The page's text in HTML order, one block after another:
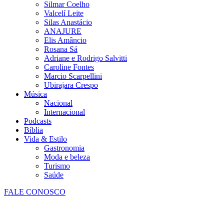
Silmar Coelho
Valcelí Leite
Silas Anastácio
ANAJURE
Elis Amâncio
Rosana Sá
Adriane e Rodrigo Salvitti
Caroline Fontes
Marcio Scarpellini
Ubirajara Crespo
Música
Nacional
Internacional
Podcasts
Bíblia
Vida & Estilo
Gastronomia
Moda e beleza
Turismo
Saúde
FALE CONOSCO